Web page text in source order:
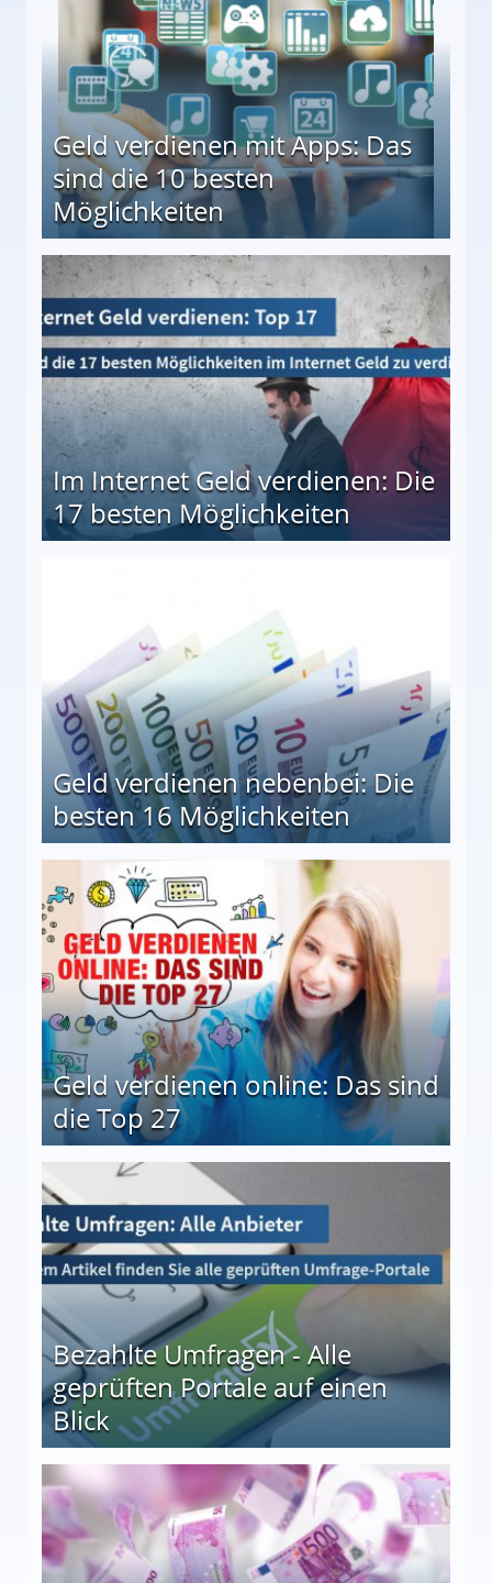
Geld verdienen mit Apps: Das
sind die 10 besten
Möglichkeiten
besten Möglichkeiten
Im Internet Geld verdienen: Die
17 besten Möglichkeiten
Geld verdienen nebenbei: Die
besten 16 Möglichkeiten
Geld verdienen online: Das sind
die Top 27
Bezahlte Umfragen - Alle
geprüften Portale auf einen
Blick
auf einen Blick